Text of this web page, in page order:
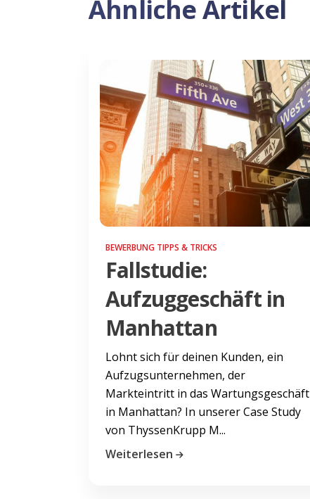
Ähnliche Artikel
BEWERBUNG TIPPS & TRICKS
Fallstudie:
Aufzuggeschäft in
Manhattan
Lohnt sich für deinen Kunden, ein
Aufzugsunternehmen, der
Markteintritt in das Wartungsgeschäft
in Manhattan? In unserer Case Study
von ThyssenKrupp M...
Weiterlesen